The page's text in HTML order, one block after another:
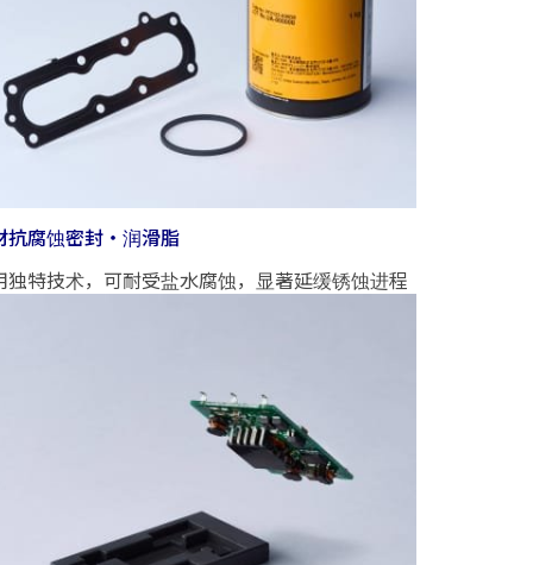
抗腐蚀密封・润滑脂
独特技术，可耐受盐水腐蚀，显著延缓锈蚀进程